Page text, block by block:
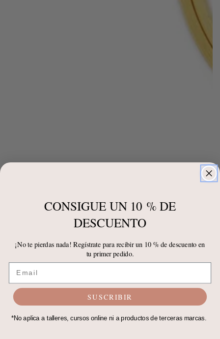
CONSIGUE UN 10 % DE
DESCUENTO
¡No te pierdas nada! Regístrate para recibir un 10 % de descuento en
tu primer pedido.
Email
SUSCRIBIR
*No aplica a talleres, cursos online ni a productos de terceras marcas.